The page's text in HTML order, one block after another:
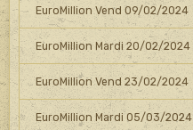
EuroMillion Vend 09/02/2024
EuroMillion Mardi 20/02/2024
EuroMillion Vend 23/02/2024
EuroMillion Mardi 05/03/2024